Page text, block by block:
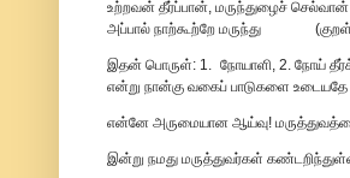
உற்றவன் தீர்ப்பான், மருந்துழைச் செல்வான்
அப்பால் நாற்கூற்றே மருந்து (குறள்
இதன் பொருள்: 1. நோயாளி, 2. நோய்
என்று நான்கு வகைப் பாடுகளை உடையதே
என்னே அருமையான ஆய்வு!
இன்று நமது மருத்துவர்கள்